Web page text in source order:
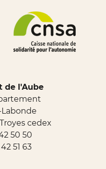
de l'Aube
cedex
50 50
51 63